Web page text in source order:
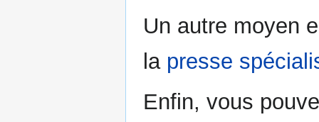
Un autre moyen
la presse
Enfin, vous